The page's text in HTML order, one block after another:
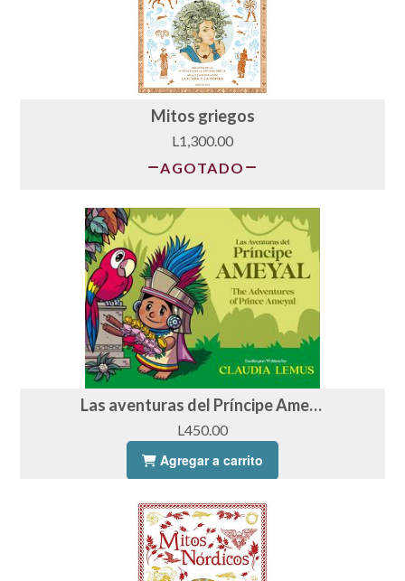
Mitos griegos
L1,300.00
AGOTADO
Las aventuras del Príncipe Ameyal / The Adventures of Prince Ameyal - Claudia Lemus
L450.00
Agregar a carrito